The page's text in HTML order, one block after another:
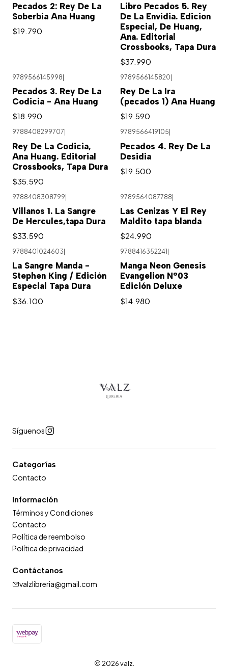
Pecados 2: Rey De La
Soberbia Ana Huang
$19.790
Libro Pecados 5. Rey
De La Envidia. Edicion
Especial, De Huang,
Ana. Editorial
Crossbooks, Tapa Dura
$37.990
9789566145998
Pecados 3. Rey De La
Codicia - Ana Huang
$18.990
9789566145820
Rey De La Ira
(pecados 1) Ana Huang
$19.590
9788408299707
Rey De La Codicia,
Ana Huang. Editorial
Crossbooks, Tapa Dura
$35.590
9789566419105
Pecados 4. Rey De La
Desidia
$19.500
9788408308799
Villanos 1. La Sangre
De Hercules,tapa Dura
$33.590
9789564087788
Las Cenizas Y El Rey
Maldito tapa blanda
$24.990
9788401024603
La Sangre Manda -
Stephen King / Edición
Especial Tapa Dura
$36.100
9788416352241
Manga Neon Genesis
Evangelion N°03
Edición Deluxe
$14.980
Síguenos
Categorías
Contacto
Información
Términos y Condiciones
Contacto
Política de reembolso
Política de privacidad
Contáctanos
valzlibreria@gmail.com
2026 valz.